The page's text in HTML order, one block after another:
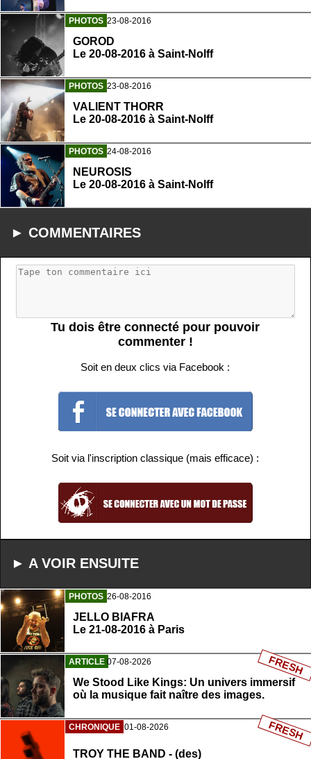
PHOTOS 23-08-2016
GOROD
Le 20-08-2016 à Saint-Nolff
PHOTOS 23-08-2016
VALIENT THORR
Le 20-08-2016 à Saint-Nolff
PHOTOS 24-08-2016
NEUROSIS
Le 20-08-2016 à Saint-Nolff
► COMMENTAIRES
Tu dois être connecté pour pouvoir
commenter !
Soit en deux clics via Facebook :
Soit via l'inscription classique (mais efficace) :
► A VOIR ENSUITE
PHOTOS 26-08-2016
JELLO BIAFRA
Le 21-08-2016 à Paris
ARTICLE 07-08-2026
We Stood Like Kings: Un univers immersif
où la musique fait naître des images.
FRESH
CHRONIQUE 01-08-2026
TROY THE BAND - (des)
FRESH